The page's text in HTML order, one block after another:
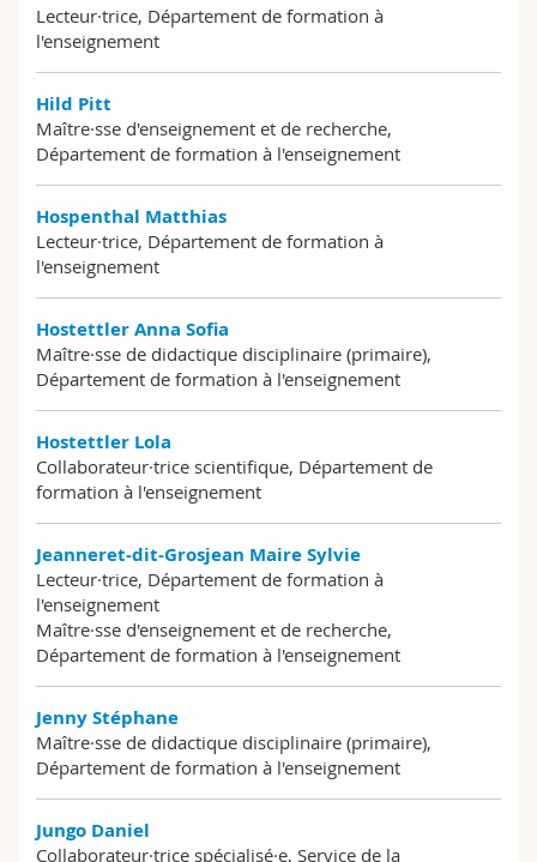
Lecteur·trice, Département de formation à
l'enseignement
Hild Pitt
Maître·sse d'enseignement et de recherche,
Département de formation à l'enseignement
Hospenthal Matthias
Lecteur·trice, Département de formation à
l'enseignement
Hostettler Anna Sofia
Maître·sse de didactique disciplinaire (primaire),
Département de formation à l'enseignement
Hostettler Lola
Collaborateur·trice scientifique, Département de
formation à l'enseignement
Jeanneret-dit-Grosjean Maire Sylvie
Lecteur·trice, Département de formation à
l'enseignement
Maître·sse d'enseignement et de recherche,
Département de formation à l'enseignement
Jenny Stéphane
Maître·sse de didactique disciplinaire (primaire),
Département de formation à l'enseignement
Jungo Daniel
Collaborateur·trice spécialisé·e, Service de la